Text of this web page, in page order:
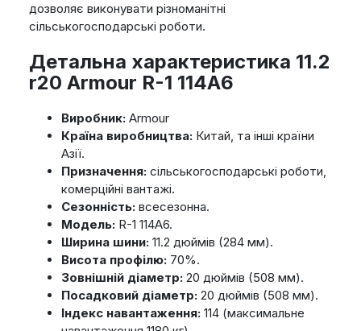
дозволяє виконувати різноманітні
сільськогосподарські роботи.
Детальна характеристика 11.2
r20 Armour R-1 114A6
Виробник:Armour
Країна виробництва:Китай, та інші країни
Азії.
Призначення:сільськогосподарські роботи,
комерційні вантажі.
Сезонність:всесезонна.
Модель:R-1 114A6.
Ширина шини:11.2 дюймів (284 мм).
Висота профілю:70%.
Зовнішній діаметр:20 дюймів (508 мм).
Посадковий діаметр:20 дюймів (508 мм).
Індекс навантаження:114 (максимальне